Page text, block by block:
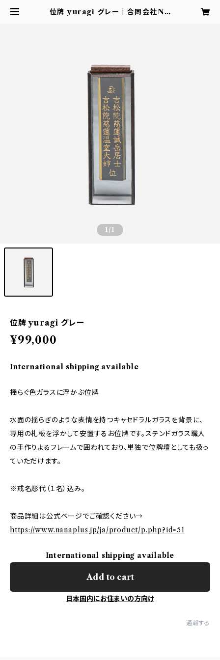
位牌 yuragi グレー | 合同会社NA
1 /1
位牌 yuragi グレー
¥99,000
International shipping available
揺らぐ色ガラスに浮かぶ位牌
水面の揺らぎのような表情を持つキャセドラルガラスを背景に、
専用の札板を浮かして安置するお位牌です。ステンドガラス職人
の手作りよるフレームで囲われており、単独で位牌壇としても扱っ
ていただけます。
※戒名彫代（１名）込み。
商品詳細は公式ページでご確認ください→
https://www.nanaplus.jp/ja/product/p.php?id=51
International shipping available
Add to cart
日本国内にお住まいの方向け
通報する